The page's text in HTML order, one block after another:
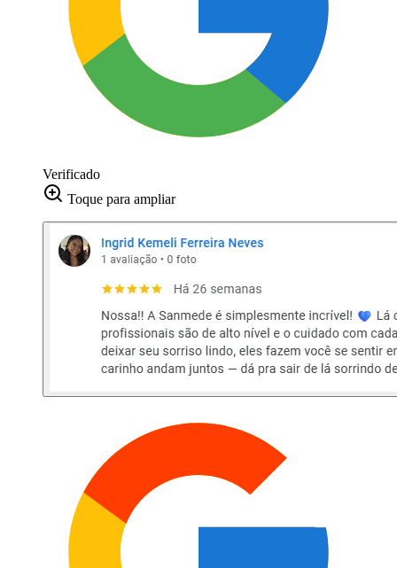
Verificado
Toque para ampliar